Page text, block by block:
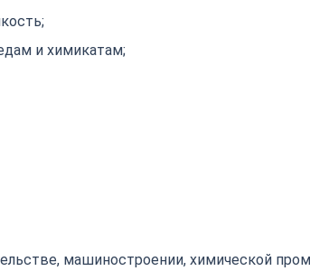
и химикатам;
машиностроении, химической